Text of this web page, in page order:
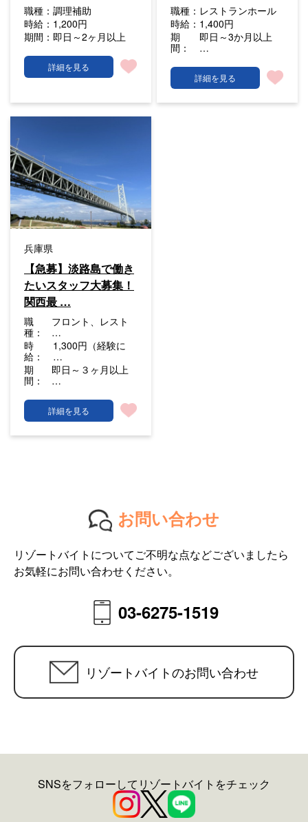
職種： 調理補助
時給： 1,200円
期間： 即日～2ヶ月以上
詳細を見る
職種： レストランホール
時給： 1,400円
期
間：
即日～3か月以上
…
詳細を見る
兵庫県
【急募】淡路島で働き
たいスタッフ大募集！
関西最 …
職
種：
フロント、レスト
…
時
給：
1,300円（経験に
…
期
間：
即日～３ヶ月以上
…
詳細を見る
お問い合わせ
リゾートバイトについてご不明な点などございましたら
お気軽にお問い合わせください。
03-6275-1519
リゾートバイトのお問い合わせ
SNSをフォローしてリゾートバイトをチェック